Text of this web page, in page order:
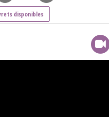
disponibles